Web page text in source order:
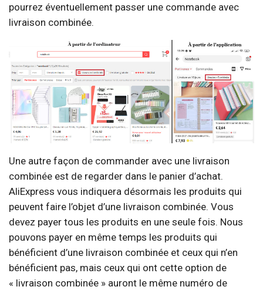
pourrez éventuellement passer une commande avec
livraison combinée.
Une autre façon de commander avec une livraison
combinée est de regarder dans le panier d’achat.
AliExpress vous indiquera désormais les produits qui
peuvent faire l’objet d’une livraison combinée. Vous
devez payer tous les produits en une seule fois. Nous
pouvons payer en même temps les produits qui
bénéficient d’une livraison combinée et ceux qui n’en
bénéficient pas, mais ceux qui ont cette option de
« livraison combinée » auront le même numéro de